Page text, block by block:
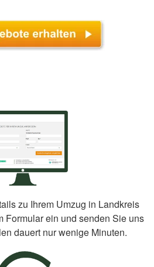
zu Ihrem Umzug in Landkreis
Formular ein und senden Sie uns
dauert nur wenige Minuten.